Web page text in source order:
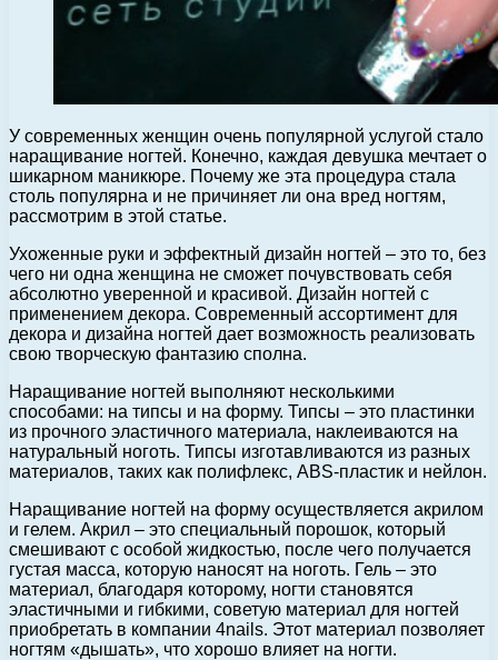
У современных женщин очень популярной услугой стало
наращивание ногтей. Конечно, каждая девушка мечтает о
шикарном маникюре. Почему же эта процедура стала
столь популярна и не причиняет ли она вред ногтям,
рассмотрим в этой статье.
Ухоженные руки и эффектный дизайн ногтей – это то, без
чего ни одна женщина не сможет почувствовать себя
абсолютно уверенной и красивой. Дизайн ногтей с
применением декора. Современный ассортимент для
декора и дизайна ногтей дает возможность реализовать
свою творческую фантазию сполна.
Наращивание ногтей выполняют несколькими
способами: на типсы и на форму. Типсы – это пластинки
из прочного эластичного материала, наклеиваются на
натуральный ноготь. Типсы изготавливаются из разных
материалов, таких как полифлекс, ABS-пластик и нейлон.
Наращивание ногтей на форму осуществляется акрилом
и гелем. Акрил – это специальный порошок, который
смешивают с особой жидкостью, после чего получается
густая масса, которую наносят на ноготь. Гель – это
материал, благодаря которому, ногти становятся
эластичными и гибкими, советую материал для ногтей
приобретать в компании 4nails. Этот материал позволяет
ногтям «дышать», что хорошо влияет на ногти.